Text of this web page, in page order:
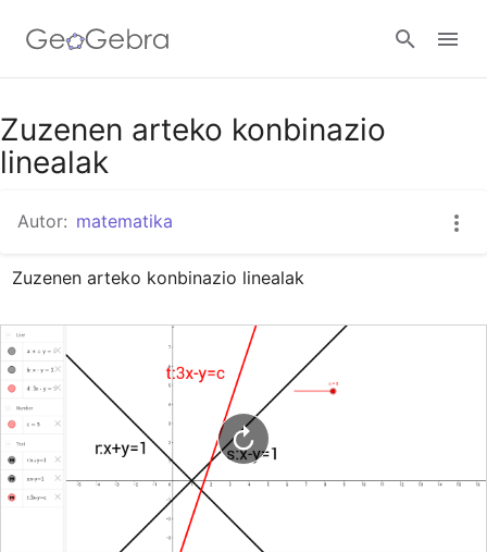
Google Classroom
Abrir sesión
Zuzenen arteko konbinazio
linealak
Autor: matematika
Zuzenen arteko konbinazio linealak